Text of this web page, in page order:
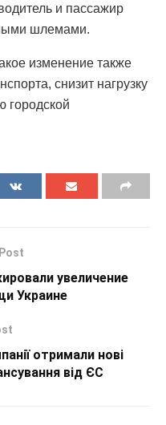
и пассажир
шлемами.
изменение также
снизит нагрузку
городской
увеличение
Украине
отримали нові
від ЄС